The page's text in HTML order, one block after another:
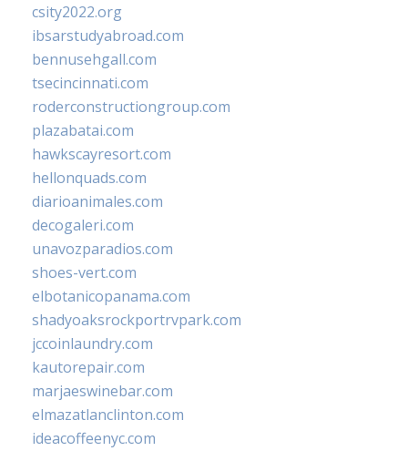
csity2022.org
ibsarstudyabroad.com
bennusehgall.com
tsecincinnati.com
roderconstructiongroup.com
plazabatai.com
hawkscayresort.com
hellonquads.com
diarioanimales.com
decogaleri.com
unavozparadios.com
shoes-vert.com
elbotanicopanama.com
shadyoaksrockportrvpark.com
jccoinlaundry.com
kautorepair.com
marjaeswinebar.com
elmazatlanclinton.com
ideacoffeenyc.com